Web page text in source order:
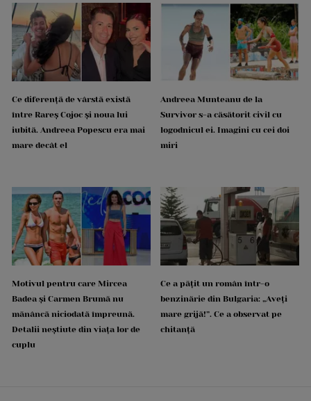
Ce diferență de vârstă există
între Rareș Cojoc și noua lui
iubită. Andreea Popescu era mai
mare decât el
Andreea Munteanu de la
Survivor s-a căsătorit civil cu
logodnicul ei. Imagini cu cei doi
miri
Motivul pentru care Mircea
Badea și Carmen Brumă nu
mănâncă niciodată împreună.
Detalii neștiute din viața lor de
cuplu
Ce a pățit un român într-o
benzinărie din Bulgaria: „Aveți
mare grijă!”. Ce a observat pe
chitanță